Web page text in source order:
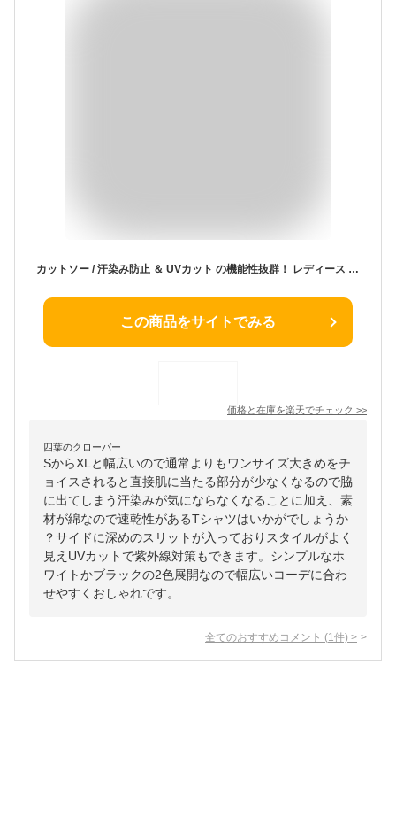
カットソー / 汗染み防止 ＆ UVカット の機能性抜群！ レディース Tシャツ 半袖 丸襟トップス 綿 春 夏 秋 体型カバー シンプル 大人 女性 ビッグサイズ 着痩せ 通勤 30代 40代 50代 60代 ファッション プレゼント
この商品をサイトでみる
価格と在庫を楽天でチェック >>
四葉のクローバー
SからXLと幅広いので通常よりもワンサイズ大きめをチ
ョイスされると直接肌に当たる部分が少なくなるので脇
に出てしまう汗染みが気にならなくなることに加え、素
材が綿なので速乾性があるTシャツはいかがでしょうか
？サイドに深めのスリットが入っておりスタイルがよく
見えUVカットで紫外線対策もできます。シンプルなホ
ワイトかブラックの2色展開なので幅広いコーデに合わ
せやすくおしゃれです。
全てのおすすめコメント (1 件) >